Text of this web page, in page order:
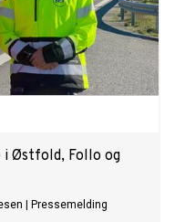
Østfold, Follo og
Pressemelding